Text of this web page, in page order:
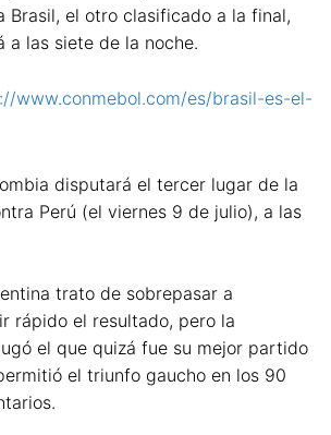
Brasil, el otro clasificado a la final,
a las siete de la noche.
www.conmebol.com/es/brasil-es-el-
disputará el tercer lugar de la
Perú (el viernes 9 de julio), a las
trato de sobrepasar a
rápido el resultado, pero la
el que quizá fue su mejor partido
el triunfo gaucho en los 90